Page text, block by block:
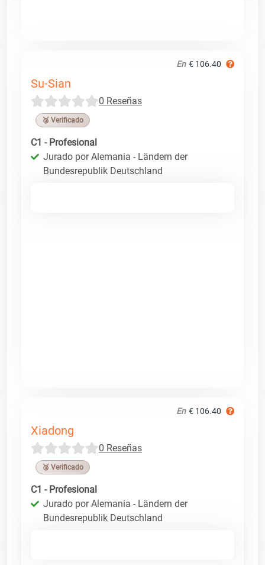
En € 106.40
Su-Sian
0 Reseñas
🥉 Verificado
C1 - Profesional
Jurado por Alemania - Ländern der
Bundesrepublik Deutschland
En € 106.40
Xiadong
0 Reseñas
🥉 Verificado
C1 - Profesional
Jurado por Alemania - Ländern der
Bundesrepublik Deutschland